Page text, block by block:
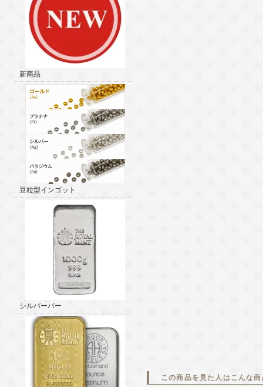
新商品
豆粒型インゴット
シルバーバー
この商品を見た人はこんな